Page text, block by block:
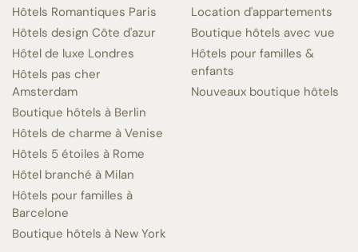
Hôtels Romantiques Paris
Hôtels design Côte d'azur
Hôtel de luxe Londres
Hôtels pas cher
Amsterdam
Boutique hôtels à Berlin
Hôtels de charme à Venise
Hôtels 5 étoiles à Rome
Hôtel branché à Milan
Hôtels pour familles à
Barcelone
Boutique hôtels à New York
Location d'appartements
Boutique hôtels avec vue
Hôtels pour familles &
enfants
Nouveaux boutique hôtels